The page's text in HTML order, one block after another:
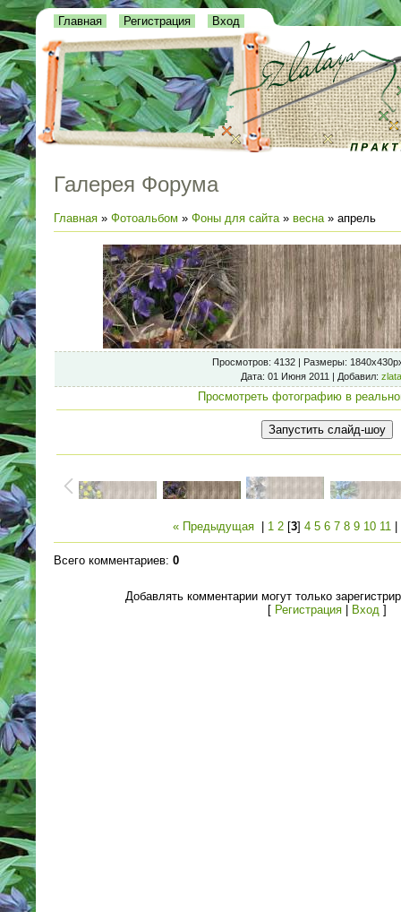
Главная Регистрация Вход
Галерея Форума
Главная » Фотоальбом » Фоны для сайта» весна» апрель
Просмотров: 4132 | Размеры:
Дата: 01 Июня 2011 | Добавил:
Просмотреть фотографию в
« Предыдущая 1 2 [3] 4 5 6 7 8 9 10 11
Всего комментариев: 0
Добавлять комментарии могут только
[ Регистрация| Вход ]